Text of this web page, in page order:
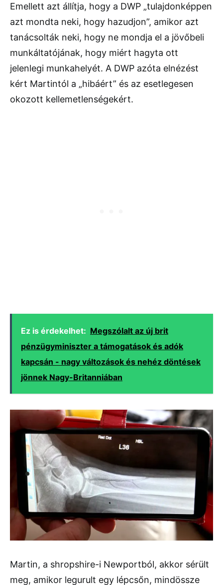
Emellett azt állítja, hogy a DWP „tulajdonképpen
azt mondta neki, hogy hazudjon”, amikor azt
tanácsolták neki, hogy ne mondja el a jövőbeli
munkáltatójának, hogy miért hagyta ott
jelenlegi munkahelyét. A DWP azóta elnézést
kért Martintól a „hibáért” és az esetlegesen
okozott kellemetlenségekért.
Ez is érdekelhet: Megszólalt az új brit
pénzügyminiszter a támogatások és adók
kapcsán - nagy változások és nehéz döntések
jönnek Nagy-Britanniában
Martin, a shropshire-i Newportból, akkor sérült
meg, amikor legurult egy lépcsőn, mindössze